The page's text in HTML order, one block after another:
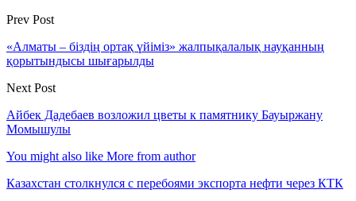
Prev Post
«Алматы – біздің ортақ үйіміз» жалпықалалық науқанның
қорытындысы шығарылды
Next Post
Айбек Дадебаев возложил цветы к памятнику Бауыржану
Момышулы
You might also like More from author
Казахстан столкнулся с перебоями экспорта нефти через КТК